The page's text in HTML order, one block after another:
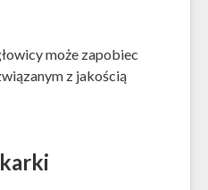
może zapobiec
z jakością